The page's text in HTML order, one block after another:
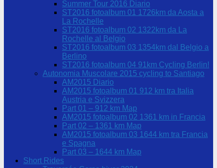
Summer Tour 2016 Diario
ST2016 fotoalbum 01 1726km da Aosta a
La Rochelle
ST2016 fotoalbum 02 1322km da La
Rochelle al Belgio
ST2016 fotoalbum 03 1354km dal Belgio a
Berlino
ST2016 fotoalbum 04 91km Cycling Berlin!
Autonomia Muscolare 2015 cycling to Santiago
AM2015 Diario
AM2015 fotoalbum 01 912 km tra Italia
Austria e Svizzera
Part 01 – 912 km Map
AM2015 fotoalbum 02 1361 km in Francia
Part 02 – 1361 km Map
AM2015 fotoalbum 03 1644 km tra Francia
e Spagna
Part 03 – 1644 km Map
Short Rides